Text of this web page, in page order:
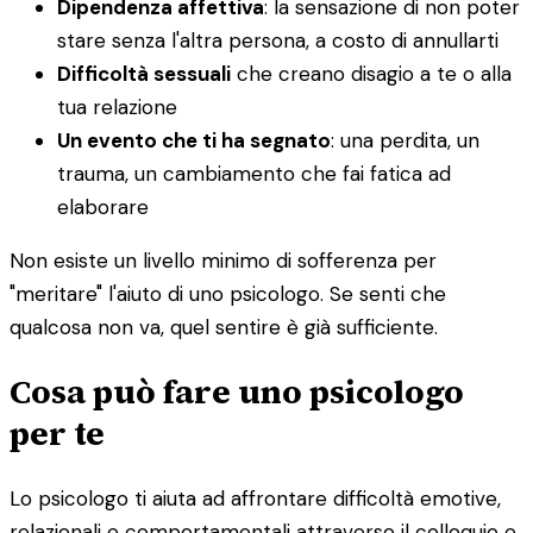
Dipendenza affettiva: la sensazione di non poter
stare senza l'altra persona, a costo di annullarti
Difficoltà sessuali che creano disagio a te o alla
tua relazione
Un evento che ti ha segnato: una perdita, un
trauma, un cambiamento che fai fatica ad
elaborare
Non esiste un livello minimo di sofferenza per
"meritare" l'aiuto di uno psicologo. Se senti che
qualcosa non va, quel sentire è già sufficiente.
Cosa può fare uno psicologo
per te
Lo psicologo ti aiuta ad affrontare difficoltà emotive,